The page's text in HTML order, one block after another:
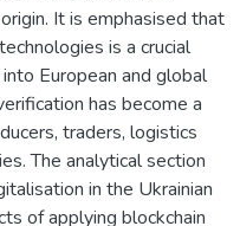
It is emphasised that
is a crucial
European and global
has become a
traders, logistics
The analytical section
in the Ukrainian
of applying blockchain